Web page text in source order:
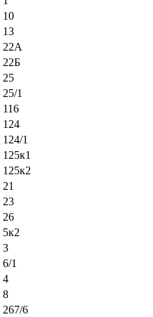
10
13
22А
22Б
25
25/1
116
124
124/1
125к1
125к2
21
23
26
5к2
3
6/1
4
8
267/6